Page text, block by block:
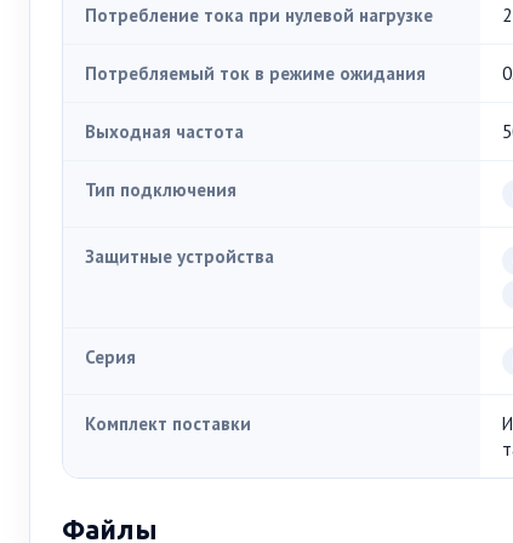
Потребление тока при нулевой нагрузке
Потребляемый ток в режиме ожидания
Выходная частота
Тип подключения
Защитные устройства
Серия
Комплект поставки
Файлы